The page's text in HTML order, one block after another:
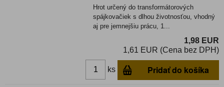
Hrot určený do transformátorových
spájkovačiek s dlhou životnosťou, vhodný
aj pre jemnejšiu prácu, 1...
1,98 EUR
1,61 EUR (Cena bez DPH)
ks Pridať do košíka